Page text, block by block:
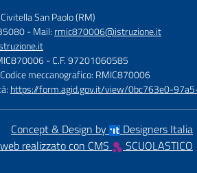
San Paolo (RM)
- Mail: rmic870006@istruzione.it
- C.F. 97201060585
meccanografico: RMIC870006
https://form.agid.gov.it/view/0bc763e0-
Concept & Design by
Designers Italia
realizzato con CMS
SCUOLASTICO